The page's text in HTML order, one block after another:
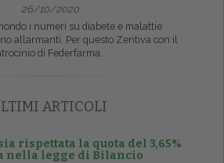
26/10/2020
i numeri su diabete e malattie
allarmanti. Per questo Zentiva con il
di Federfarma...
ARTICOLI
rispettata la quota del 3,65%
nella legge di Bilancio